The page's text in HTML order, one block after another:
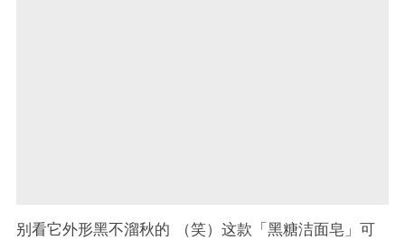
别看它外形黑不溜秋的 （笑）这款「黑糖洁面皂」可